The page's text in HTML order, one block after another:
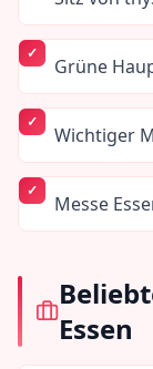
Grüne
Wichtiger
Messe
Essen